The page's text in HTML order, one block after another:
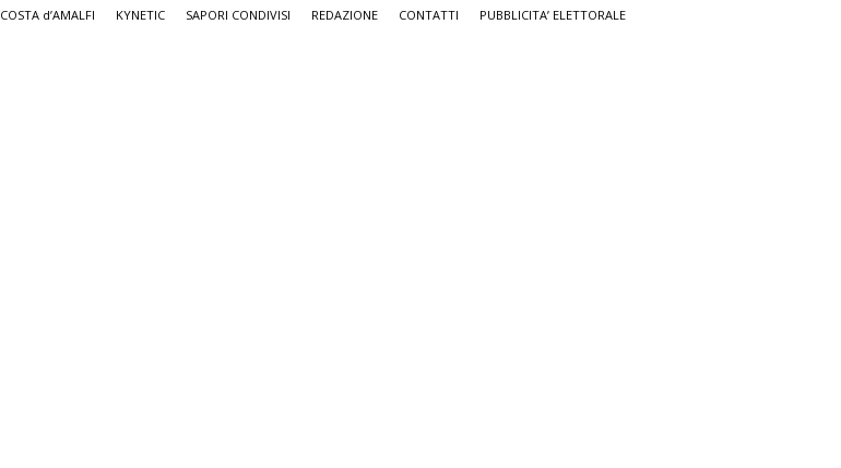
COSTA d’AMALFI KYNETIC SAPORI CONDIVISI REDAZIONE CONTATTI PUBBLICITA’ ELETTORALE